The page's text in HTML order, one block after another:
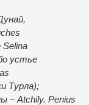
Selina
устье
Турла);
– Atсhily. Penius